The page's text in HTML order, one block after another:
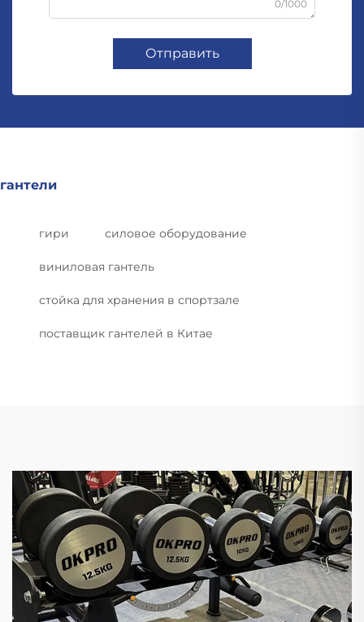
0/1000
Отправить
гантели
гири силовое оборудование
виниловая гантель
стойка для хранения в спортзале
поставщик гантелей в Китае